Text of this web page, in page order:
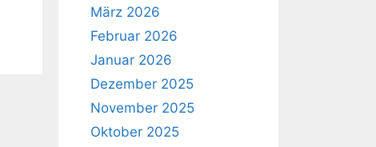
März 2026
Februar 2026
Januar 2026
Dezember 2025
November 2025
Oktober 2025